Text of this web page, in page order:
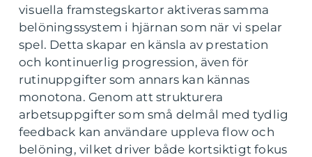
visuella framstegskartor aktiveras samma
belöningssystem i hjärnan som när vi spelar
spel. Detta skapar en känsla av prestation
och kontinuerlig progression, även för
rutinuppgifter som annars kan kännas
monotona. Genom att strukturera
arbetsuppgifter som små delmål med tydlig
feedback kan användare uppleva flow och
belöning, vilket driver både kortsiktigt fokus